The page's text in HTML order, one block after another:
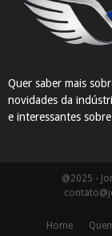
Quer saber mais
novidades da
e interessantes
@2025 -
Home